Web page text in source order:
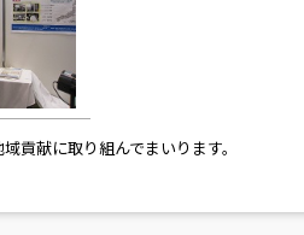
貢献に取り組んでまいります。